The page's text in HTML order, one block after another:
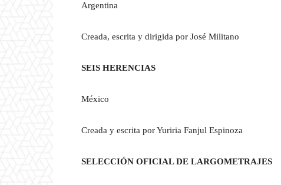
Argentina
Creada, escrita y dirigida por José Militano
SEIS HERENCIAS
México
Creada y escrita por Yuriria Fanjul Espinoza
SELECCIÓN OFICIAL DE LARGOMETRAJES